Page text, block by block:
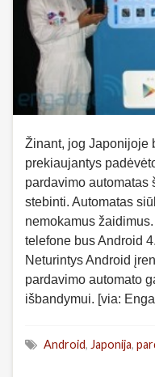
Žinant, jog Japonijoje
prekiaujantys
pardavimo automatas
stebinti. Automatas
nemokamus
telefone bus Android
Neturintys Android
pardavimo automato
išbandymui. [via:
Android, Japonija,